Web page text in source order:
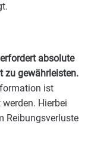
absolute
zu gewährleisten.
ist
Hierbei
Reibungsverluste